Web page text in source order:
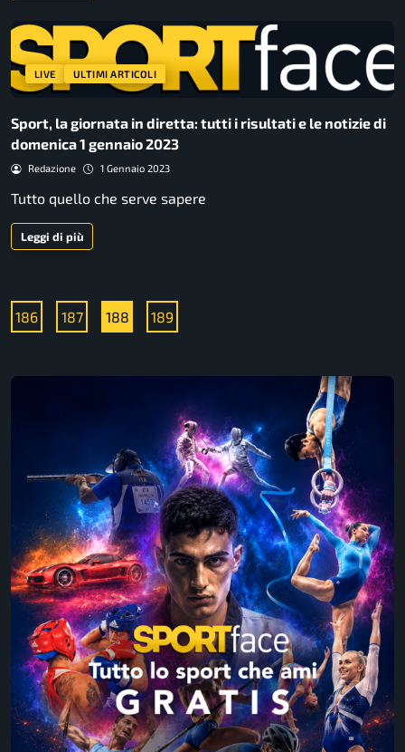
LIVE ULTIMI ARTICOLI
Sport, la giornata in diretta: tutti i risultati e le notizie di
domenica 1 gennaio 2023
Redazione 1 Gennaio 2023
Tutto quello che serve sapere
Leggi di più
186 187 188 189